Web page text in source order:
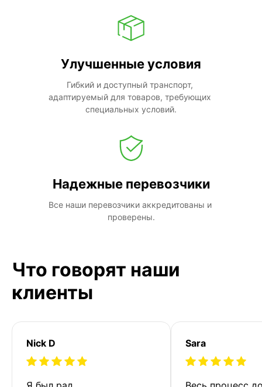
Улучшенные условия
Гибкий и доступный транспорт,
адаптируемый для товаров, требующих
специальных условий.
Надежные перевозчики
Все наши перевозчики аккредитованы и
проверены.
Что говорят наши
клиенты
Nick D Sara